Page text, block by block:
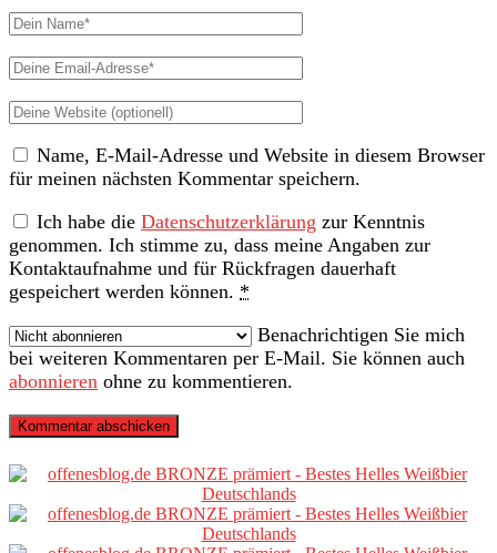
Dein
Deine
Adresse
Deine
(nicht
erforderlich)
Name, E-Mail-Adresse und Website in diesem Browser
für meinen nächsten Kommentar speichern.
Ich habe die Datenschutzerklärung zur Kenntnis
genommen. Ich stimme zu, dass meine Angaben zur
Kontaktaufnahme und für Rückfragen dauerhaft
gespeichert werden können. *
Benachrichtigen Sie mich
bei weiteren Kommentaren per E-Mail. Sie können auch
abonnieren ohne zu kommentieren.
Primäre
Sidebar